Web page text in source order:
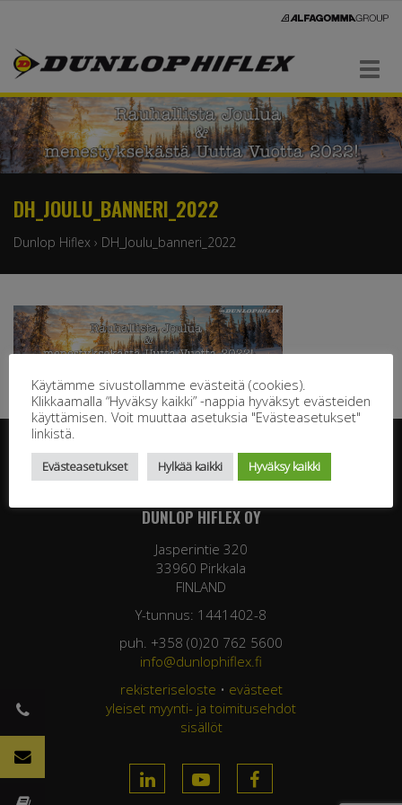
Navigaatio
DH_JOULU_BANNERI_2022
Dunlop Hiflex › DH_Joulu_banneri_2022
DUNLOP HIFLEX OY
Jasperintie 320
33960 Pirkkala
FINLAND
Y-tunnus: 1441402-8
puh. +358 (0)20 762 5600
info@dunlophiflex.fi
rekisteriseloste • evästeet
yleiset myynti- ja toimitusehdot
sisällöt
Käytämme sivustollamme evästeitä (cookies).
Klikkaamalla “Hyväksy kaikki” -nappia hyväksyt evästeiden
käyttämisen. Voit muuttaa asetuksia "Evästeasetukset"
linkistä.
Evästeasetukset Hylkää kaikki Hyväksy kaikki